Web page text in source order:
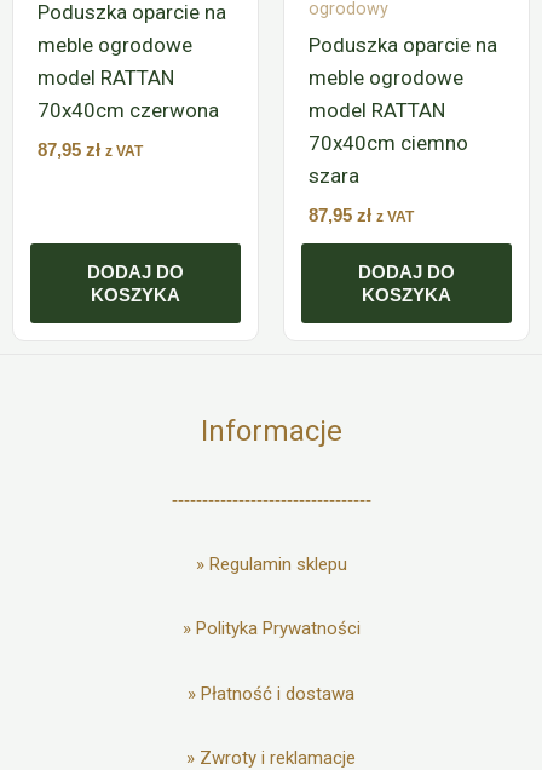
Poduszka oparcie na
meble ogrodowe
model RATTAN
70x40cm czerwona
87,95 zł z VAT
DODAJ DO
KOSZYKA
ogrodowy
Poduszka oparcie na
meble ogrodowe
model RATTAN
70x40cm ciemno
szara
87,95 zł z VAT
DODAJ DO
KOSZYKA
Informacje
---------------------------------
» Regulamin sklepu
» Polityka Prywatności
» Płatność i dostawa
» Zwroty i reklamacje